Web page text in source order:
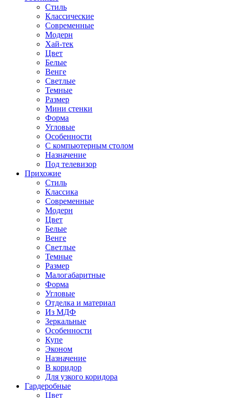
Стиль
Классические
Современные
Модерн
Хай-тек
Цвет
Белые
Венге
Светлые
Темные
Размер
Мини стенки
Форма
Угловые
Особенности
С компьютерным столом
Назначение
Под телевизор
Прихожие
Стиль
Классика
Современные
Модерн
Цвет
Белые
Венге
Светлые
Темные
Размер
Малогабаритные
Форма
Угловые
Отделка и материал
Из МДФ
Зеркальные
Особенности
Купе
Эконом
Назначение
В коридор
Для узкого коридора
Гардеробные
Цвет